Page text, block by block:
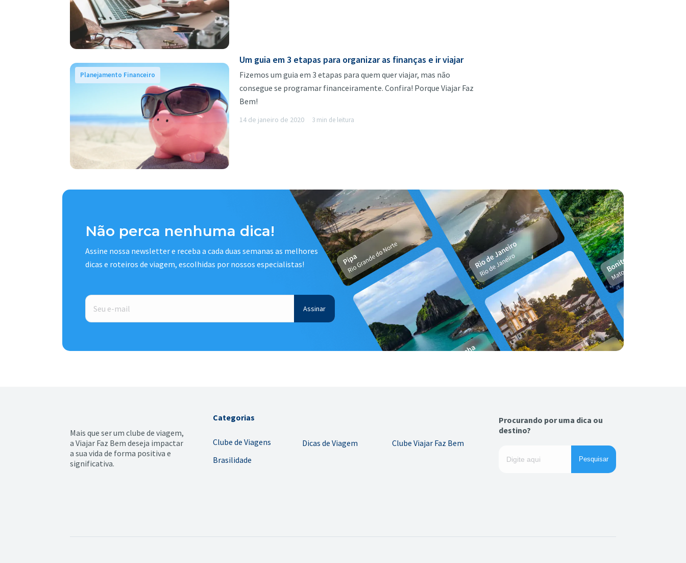
Planejamento Financeiro
Um guia em 3 etapas para organizar as finanças e ir viajar
14 de janeiro de 2020 3 min de leitura
Fizemos um guia em 3 etapas para quem quer viajar, mas não
consegue se programar financeiramente. Confira! Porque Viajar Faz
Bem!
Não perca nenhuma dica!
Assine nossa newsletter e receba a cada duas semanas as melhores
dicas e roteiros de viagem, escolhidas por nossos especialistas!
E-
mail *
Mais que ser um clube de viagem,
a Viajar Faz Bem deseja impactar
a sua vida de forma positiva e
significativa.
Categorias
Clube de Viagens
Brasilidade
Dicas de Viagem Clube Viajar Faz Bem
Procurando por uma dica ou
destino?
Pesquisar